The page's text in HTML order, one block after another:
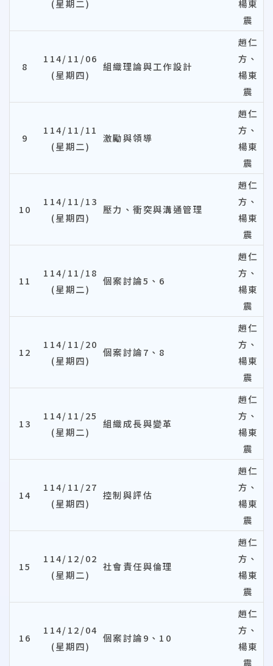
(星期二)
楊東
震
8
114/11/06
(星期四)
組織理論與工作設計
趙仁
方、
楊東
震
9
114/11/11
(星期二)
激勵與領導
趙仁
方、
楊東
震
10
114/11/13
(星期四)
壓力、衝突與溝通管理
趙仁
方、
楊東
震
11
114/11/18
(星期二)
個案討論5、6
趙仁
方、
楊東
震
12
114/11/20
(星期四)
個案討論7、8
趙仁
方、
楊東
震
13
114/11/25
(星期二)
組織成長與變革
趙仁
方、
楊東
震
14
114/11/27
(星期四)
控制與評估
趙仁
方、
楊東
震
15
114/12/02
(星期二)
社會責任與倫理
趙仁
方、
楊東
震
16
114/12/04
(星期四)
個案討論9、10
趙仁
方、
楊東
震